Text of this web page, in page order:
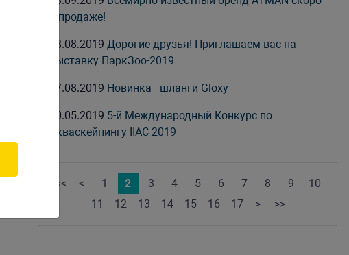
в продаже!
28.08.2019Дорогие друзья! Приглашаем вас на
выставку ПаркЗоо-2019
27.08.2019 Новинка - шланги Gloxy
30.05.2019 5-й Международный Конкурс по
Акваскейпингу IIAC-2019
<< < 1 2 3 4 5 6 7 8 9
10
11
12 13 14 15 16 17 > >>